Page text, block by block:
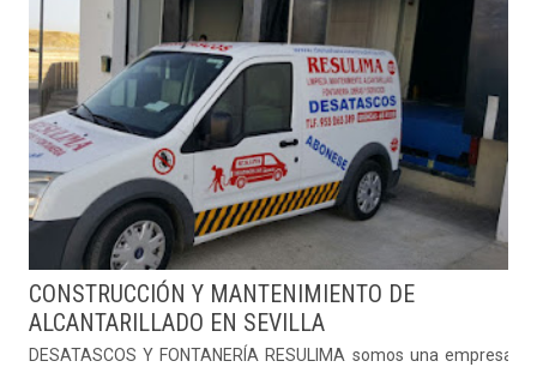
CONSTRUCCIÓN Y MANTENIMIENTO DE
ALCANTARILLADO EN SEVILLA
DESATASCOS Y FONTANERÍA RESULIMA somos una empresa de